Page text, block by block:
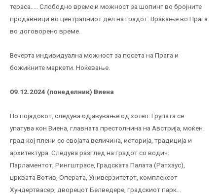
тераса….. Слободно време и можност за шопинг во бројните
продавници во централниот дел на градот. Враќање во Прага
во договорено време.
Вечерта индивидуална можност за посета на Прага и
божиќните маркети. Ноќевање.
09.12.2024 (понеделник) Виена
По појадокот, следува одјавување од хотел. Групата се
упатува кон Виена, главната престолнина на Австрија, моќен
град кој плени со својата величина, историја, традиција и
архитектура. Следува разглед на градот со водич:
Парламентот, Рингштрасе, Градската Палата (Ратхаус),
црквата Вотив, Операта, Универзитетот, комплексот
Хундертвасер, дворецот Белведере, градскиот парк…